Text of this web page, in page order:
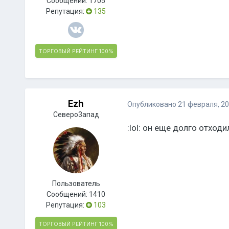
Репутация:
135
ТОРГОВЫЙ РЕЙТИНГ 100%
Ezh
Северо3апад
Пользователь
Сообщений: 1410
Репутация:
103
ТОРГОВЫЙ РЕЙТИНГ 100%
Опубликовано 21 февраля,
:lol: он еще долго